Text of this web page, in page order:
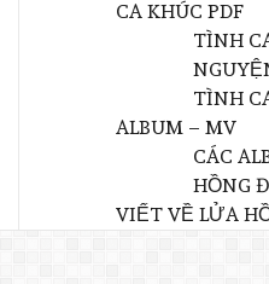
CA KHÚC PDF
TÌNH
TÌNH
ALBUM – MV
CÁC
HỒNG
VIẾT VỀ LỬA